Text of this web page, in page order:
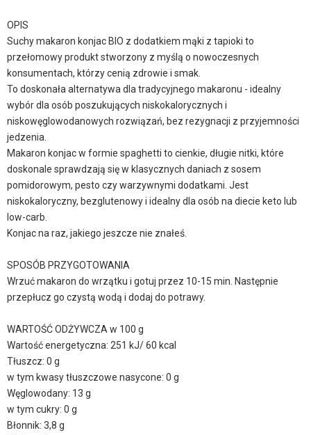
OPIS
Suchy makaron konjac BIO z dodatkiem mąki z tapioki to
przełomowy produkt stworzony z myślą o nowoczesnych
konsumentach, którzy cenią zdrowie i smak.
To doskonała alternatywa dla tradycyjnego makaronu - idealny
wybór dla osób poszukujących niskokalorycznych i
niskowęglowodanowych rozwiązań, bez rezygnacji z przyjemności
jedzenia.
Makaron konjac w formie spaghetti to cienkie, długie nitki, które
doskonale sprawdzają się w klasycznych daniach z sosem
pomidorowym, pesto czy warzywnymi dodatkami. Jest
niskokaloryczny, bezglutenowy i idealny dla osób na diecie keto lub
low-carb.
Konjac na raz, jakiego jeszcze nie znałeś.
SPOSÓB PRZYGOTOWANIA
Wrzuć makaron do wrzątku i gotuj przez 10-15 min. Następnie
przepłucz go czystą wodą i dodaj do potrawy.
WARTOŚĆ ODŻYWCZA w 100 g
Wartość energetyczna: 251 kJ/ 60 kcal
Tłuszcz: 0 g
w tym kwasy tłuszczowe nasycone: 0 g
Węglowodany: 13 g
w tym cukry: 0 g
Błonnik: 3,8 g